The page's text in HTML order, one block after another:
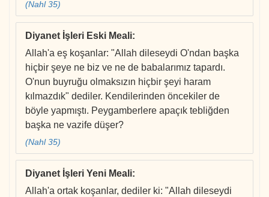
(Nahl 35)
Diyanet İşleri Eski Meali:
Allah'a eş koşanlar: "Allah dileseydi O'ndan başka
hiçbir şeye ne biz ve ne de babalarımız tapardı.
O'nun buyruğu olmaksızın hiçbir şeyi haram
kılmazdık" dediler. Kendilerinden öncekiler de
böyle yapmıştı. Peygamberlere apaçık tebliğden
başka ne vazife düşer?
(Nahl 35)
Diyanet İşleri Yeni Meali:
Allah'a ortak koşanlar, dediler ki: "Allah dileseydi